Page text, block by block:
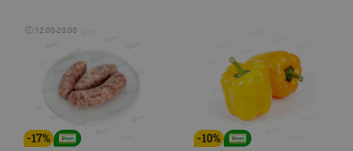
🕘 12:00-20:00
-17% -10%